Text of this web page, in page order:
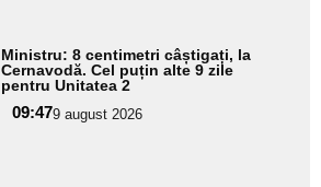
Ministru: 8 centimetri câștigați, la
Cernavodă. Cel puțin alte 9 zile
pentru Unitatea 2
09:479 august 2026